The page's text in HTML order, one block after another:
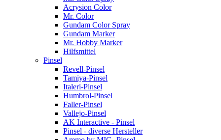
Acrysion Color
Mr. Color
Gundam Color Spray
Gundam Marker
Mr. Hobby Marker
Hilfsmittel
Pinsel
Revell-Pinsel
Tamiya-Pinsel
Italeri-Pinsel
Humbrol-Pinsel
Faller-Pinsel
Vallejo-Pinsel
AK Interactive - Pinsel
Pinsel - diverse Hersteller